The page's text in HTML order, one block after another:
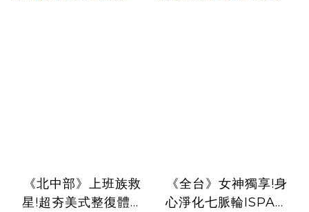
《北中部》上班族救
星!超夯美式整復體態
《全台》女神獨享!身
心淨化七脈輪ISPA課